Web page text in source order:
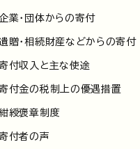
業・団体からの寄付
贈・相続財産などからの寄付
付収入と主な使途
付金の税制上の優遇措置
綬褒章制度
付者の声